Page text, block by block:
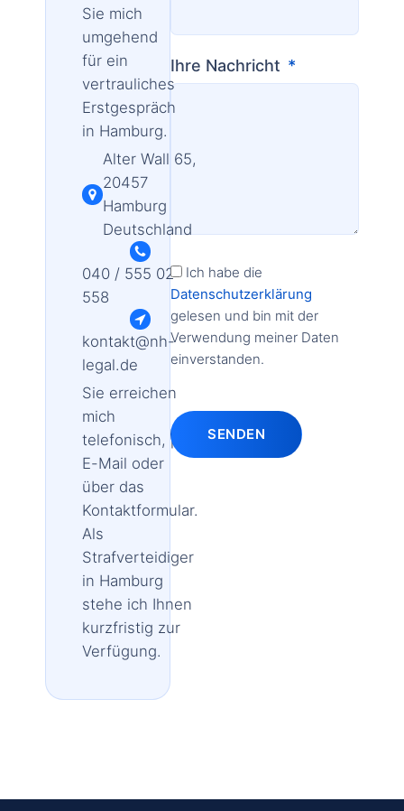
Sie mich
umgehend
für ein
vertrauliches
Erstgespräch
in Hamburg.
Alter Wall 65,
20457
Hamburg
Deutschland
040 / 555 02
558
kontakt@nh-
legal.de
Sie erreichen
mich
telefonisch, per
E-Mail oder
über das
Kontaktformular.
Als
Strafverteidiger
in Hamburg
stehe ich Ihnen
kurzfristig zur
Verfügung.
Ihre Nachricht
Ich habe die
Datenschutzerklärung
gelesen und bin mit der
Verwendung meiner Daten
einverstanden.
SENDEN